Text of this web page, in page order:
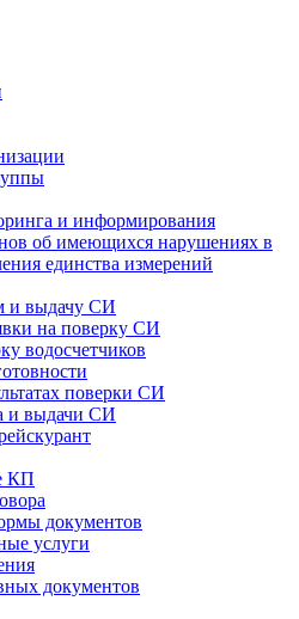
и информирования
об имеющихся нарушениях в
единства измерений
и выдачу СИ
на поверку СИ
водосчетчиков
поверки СИ
и выдачи СИ
КП
документов
услуги
документов